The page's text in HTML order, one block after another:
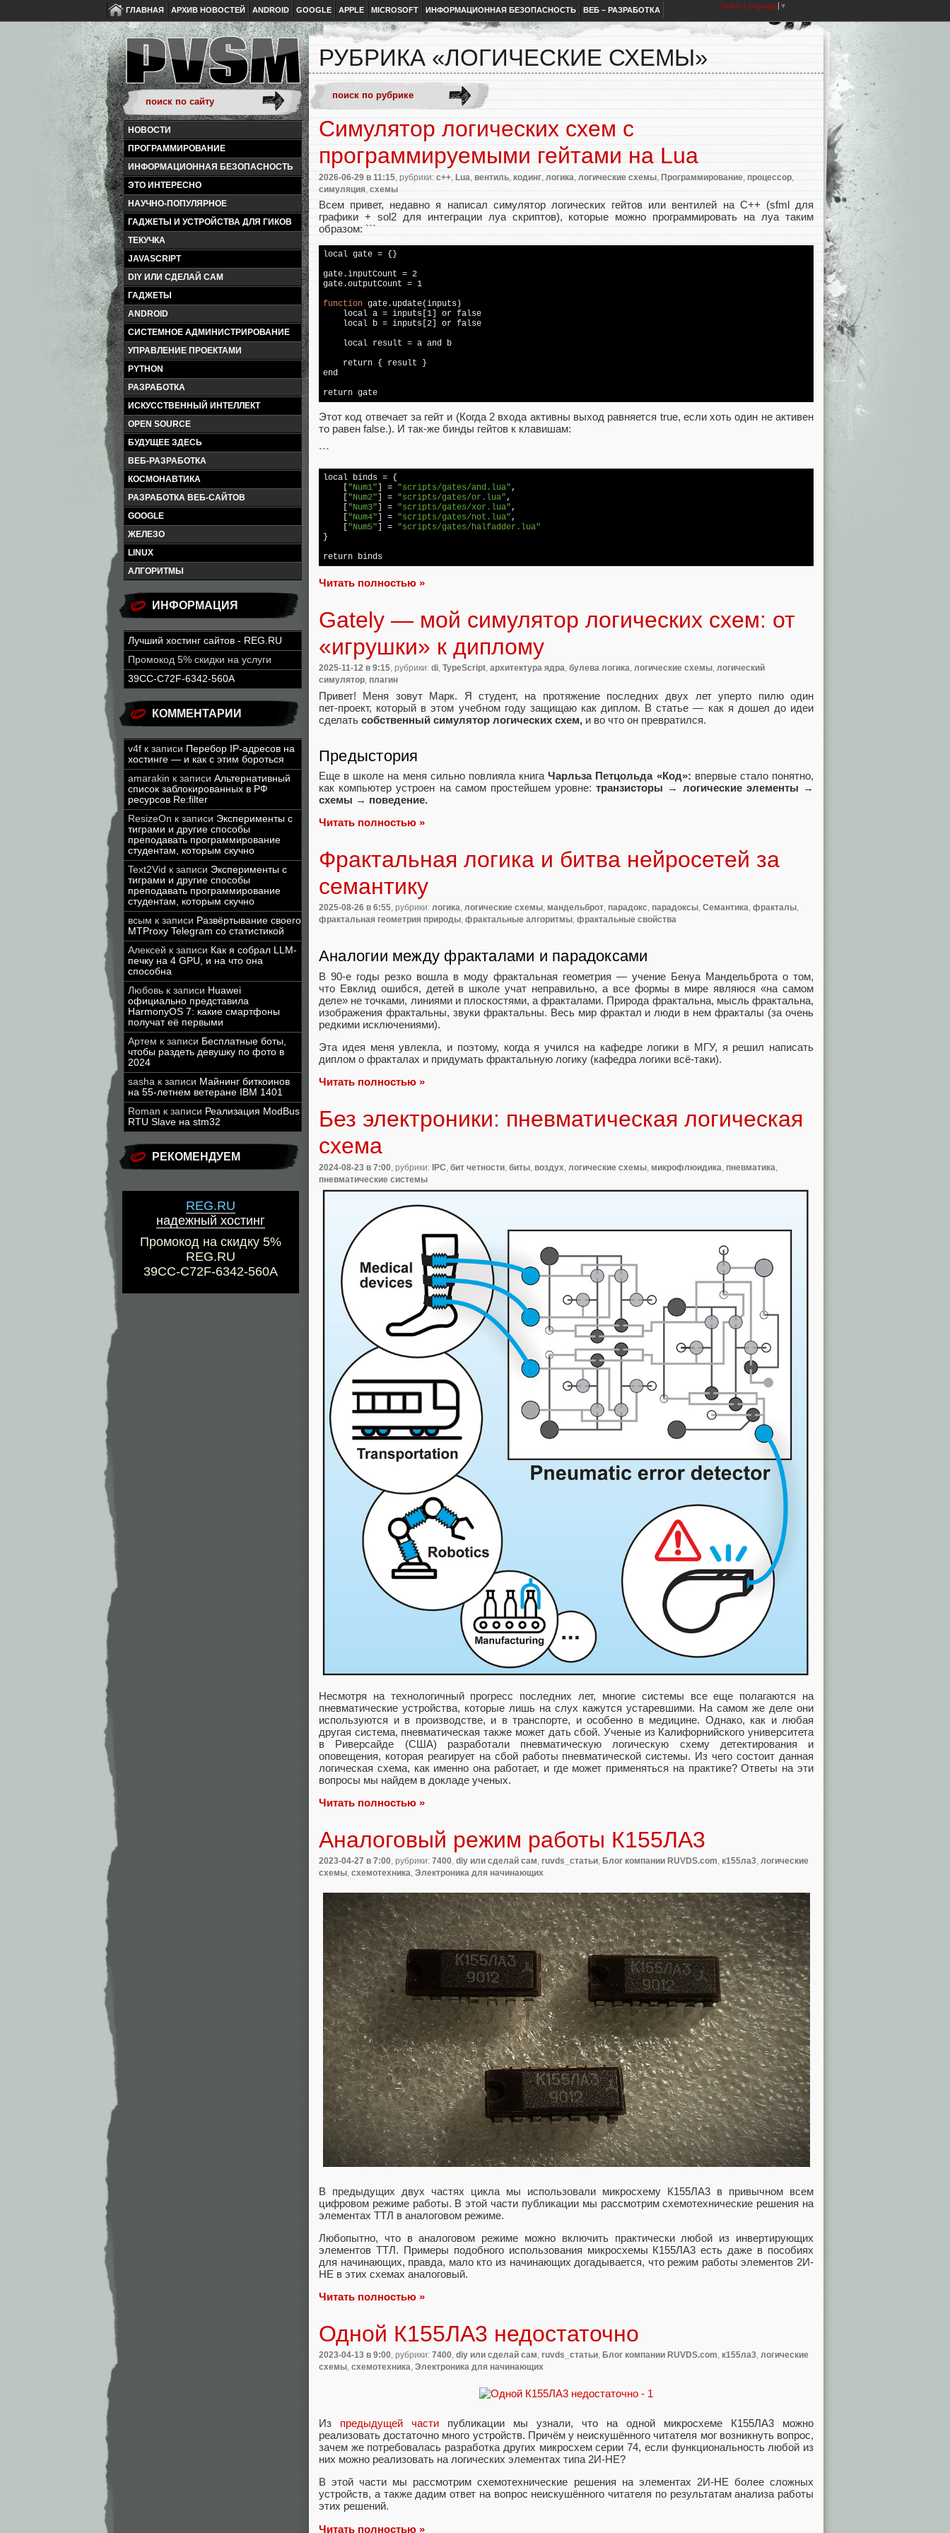
ГЛАВНАЯ АРХИВ НОВОСТЕЙ ANDROID GOOGLE APPLE MICROSOFT ИНФОРМАЦИОННАЯ БЕЗОПАСНОСТЬ ВЕБ – РАЗРАБОТКА Select Language ▼
НОВОСТИ
ПРОГРАММИРОВАНИЕ
ИНФОРМАЦИОННАЯ БЕЗОПАСНОСТЬ
ЭТО ИНТЕРЕСНО
НАУЧНО-ПОПУЛЯРНОЕ
ГАДЖЕТЫ И УСТРОЙСТВА ДЛЯ ГИКОВ
ТЕКУЧКА
JAVASCRIPT
DIY ИЛИ СДЕЛАЙ САМ
ГАДЖЕТЫ
ANDROID
СИСТЕМНОЕ АДМИНИСТРИРОВАНИЕ
УПРАВЛЕНИЕ ПРОЕКТАМИ
PYTHON
РАЗРАБОТКА
ИСКУССТВЕННЫЙ ИНТЕЛЛЕКТ
OPEN SOURCE
БУДУЩЕЕ ЗДЕСЬ
ВЕБ-РАЗРАБОТКА
КОСМОНАВТИКА
РАЗРАБОТКА ВЕБ-САЙТОВ
GOOGLE
ЖЕЛЕЗО
LINUX
АЛГОРИТМЫ
ИНФОРМАЦИЯ
Лучший хостинг сайтов - REG.RU
Промокод 5% скидки на услуги
39CC-C72F-6342-560A
КОММЕНТАРИИ
v4f к записи Перебор IP-адресов на
хостинге — и как с этим бороться
amarakin к записи Альтернативный
список заблокированных в РФ
ресурсов Re:filter
ResizeOn к записи Эксперименты с
тиграми и другие способы
преподавать программирование
студентам, которым скучно
Text2Vid к записи Эксперименты с
тиграми и другие способы
преподавать программирование
студентам, которым скучно
всым к записи Развёртывание своего
MTProxy Telegram со статистикой
Алексей к записи Как я собрал LLM-
печку на 4 GPU, и на что она
способна
Любовь к записи Huawei
официально представила
HarmonyOS 7: какие смартфоны
получат её первыми
Артем к записи Бесплатные боты,
чтобы раздеть девушку по фото в
2024
sasha к записи Майнинг биткоинов
на 55-летнем ветеране IBM 1401
Roman к записи Реализация ModBus
RTU Slave на stm32
РЕКОМЕНДУЕМ
REG.RU
надежный хостинг
Промокод на скидку 5%
REG.RU
39CC-C72F-6342-560A
РУБРИКА «ЛОГИЧЕСКИЕ СХЕМЫ»
Симулятор логических схем с
программируемыми гейтами на Lua
2026-06-29 в 11:15 , рубрики: c++ Lua вентиль кодинг логика логические схемы Программирование процессор
симуляция схемы
Всем привет, недавно я написал симулятор логических гейтов или вентилей на С++ (sfml для
графики + sol2 для интеграции луа скриптов), которые можно программировать на луа таким
образом: ```
local gate = {}
gate.inputCount = 2
gate.outputCount = 1
function gate.update(inputs)
local a = inputs[1] or false
local b = inputs[2] or false
local result = a and b
return { result }
end
return gate
Этот код отвечает за гейт и (Когда 2 входа активны выход равняется true, если хоть один не активен
то равен false.). И так-же бинды гейтов к клавишам:
```
local binds = {
    [
"Num1"] = "scripts/gates/and.lua" ,
    [
"Num2"] = "scripts/gates/or.lua" ,
    [
"Num3"] = "scripts/gates/xor.lua" ,
    [
"Num4"] = "scripts/gates/not.lua" ,
    [
"Num5"] = "scripts/gates/halfadder.lua"
}
return binds
Читать полностью »
Gately — мой симулятор логических схем: от
«игрушки» к диплому
2025-11-12 в 9:15, рубрики: di, TypeScript, архитектура ядра, булева логика, логические схемы, логический
симулятор, плагин
Привет! Меня зовут Марк. Я студент, на протяжение последних двух лет уперто пилю один
пет‑проект, который в этом учебном году защищаю как диплом. В статье — как я дошел до идеи
сделать собственный симулятор логических схем, и во что он превратился.
Предыстория
Еще в школе на меня сильно повлияла книгаЧарльза Петцольда «Код»: впервые стало понятно,
как компьютер устроен на самом простейшем уровне:транзисторы → логические элементы →
схемы → поведение.
Читать полностью »
Фрактальная логика и битва нейросетей за
семантику
2025-08-26 в 6:55, рубрики: логика, логические схемы, мандельброт, парадокс, парадоксы, Семантика, фракталы,
фрактальная геометрия природы, фрактальные алгоритмы, фрактальные свойства
Аналогии между фракталами и парадоксами
В 90-е годы резко вошла в моду фрактальная геометрия — учение Бенуа Мандельброта о том,
что Евклид ошибся, детей в школе учат неправильно, а все формы в мире являюся «на самом
деле» не точками, линиями и плоскостями, а фракталами. Природа фрактальна, мысль фрактальна,
изображения фрактальны, звуки фрактальны. Весь мир фрактал и люди в нем фракталы (за очень
редкими исключениями).
Эта идея меня увлекла, и поэтому, когда я учился на кафедре логики в МГУ, я решил написать
диплом о фракталах и придумать фрактальную логику (кафедра логики всё‑таки).
Читать полностью »
Без электроники: пневматическая логическая
схема
2024-08-23 в 7:00 , рубрики: IPC бит четности биты воздух логические схемы микрофлюидика пневматика
пневматические системы
Несмотря на технологичный прогресс последних лет, многие системы все еще полагаются на
пневматические устройства, которые лишь на слух кажутся устаревшими. На самом же деле они
используются и в производстве, и в транспорте, и особенно в медицине. Однако, как и любая
другая система, пневматическая также может дать сбой. Ученые из Калифорнийского университета
в Риверсайде (США) разработали пневматическую логическую схему детектирования и
оповещения, которая реагирует на сбой работы пневматической системы. Из чего состоит данная
логическая схема, как именно она работает, и где может применяться на практике? Ответы на эти
вопросы мы найдем в докладе ученых.
Читать полностью »
Аналоговый режим работы К155ЛА3
2023-04-27 в 7:00, рубрики: 7400, diy или сделай сам, ruvds_статьи, Блог компании RUVDS.com, к155ла3, логические
схемы, схемотехника, Электроника для начинающих
В предыдущих двух частях цикла мы использовали микросхему К155ЛА3 в привычном всем
цифровом режиме работы. В этой части публикации мы рассмотрим схемотехнические решения на
элементах ТТЛ в аналоговом режиме.
Любопытно, что в аналоговом режиме можно включить практически любой из инвертирующих
элементов ТТЛ. Примеры подобного использования микросхемы К155ЛА3 есть даже в пособиях
для начинающих, правда, мало кто из начинающих догадывается, что режим работы элементов 2И-
НЕ в этих схемах аналоговый.
Читать полностью »
Одной К155ЛА3 недостаточно
2023-04-13 в 9:00, рубрики: 7400, diy или сделай сам, ruvds_статьи, Блог компании RUVDS.com, к155ла3, логические
схемы, схемотехника, Электроника для начинающих
Из предыдущей части публикации мы узнали, что на одной микросхеме К155ЛА3 можно
реализовать достаточно много устройств. Причём у неискушённого читателя мог возникнуть вопрос,
зачем же потребовалась разработка других микросхем серии 74, если функциональность любой из
них можно реализовать на логических элементах типа 2И-НЕ?
В этой части мы рассмотрим схемотехнические решения на элементах 2И-НЕ более сложных
устройств, а также дадим ответ на вопрос неискушённого читателя по результатам анализа работы
этих решений.
Читать полностью »